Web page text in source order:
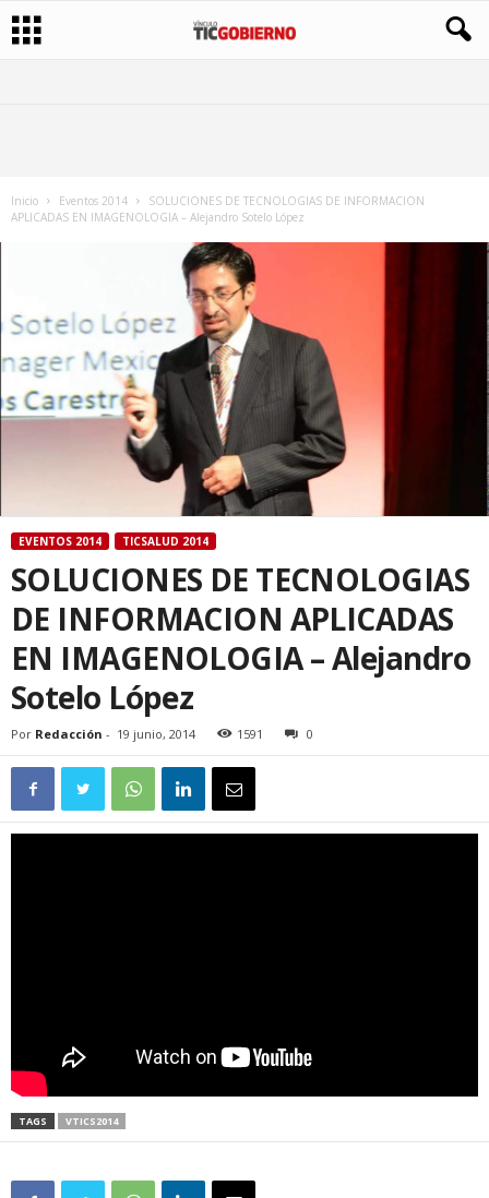
Inicio Eventos 2014
SOLUCIONES DE TECNOLOGIAS DE INFORMACION
APLICADAS EN IMAGENOLOGIA – Alejandro Sotelo López
EVENTOS 2014 TICSALUD 2014
SOLUCIONES DE TECNOLOGIAS
DE INFORMACION APLICADAS
EN IMAGENOLOGIA – Alejandro
Sotelo López
Por Redacción - 19 junio, 2014 1591 0
TAGS VTICS2014